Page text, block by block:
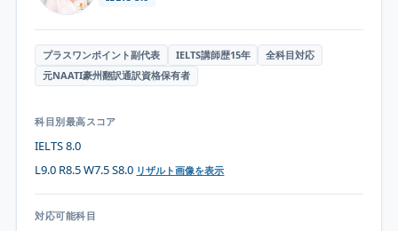
プラスワンポイント副代表 IELTS講師歴15年
全科目対応
元NAATI豪州翻訳通訳資格保有者
科目別最高スコア
IELTS 8.0
L9.0 R8.5 W7.5 S8.0 リザルト画像を表示
対応可能科目